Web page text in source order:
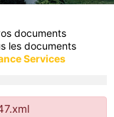
documents
les documents
Services